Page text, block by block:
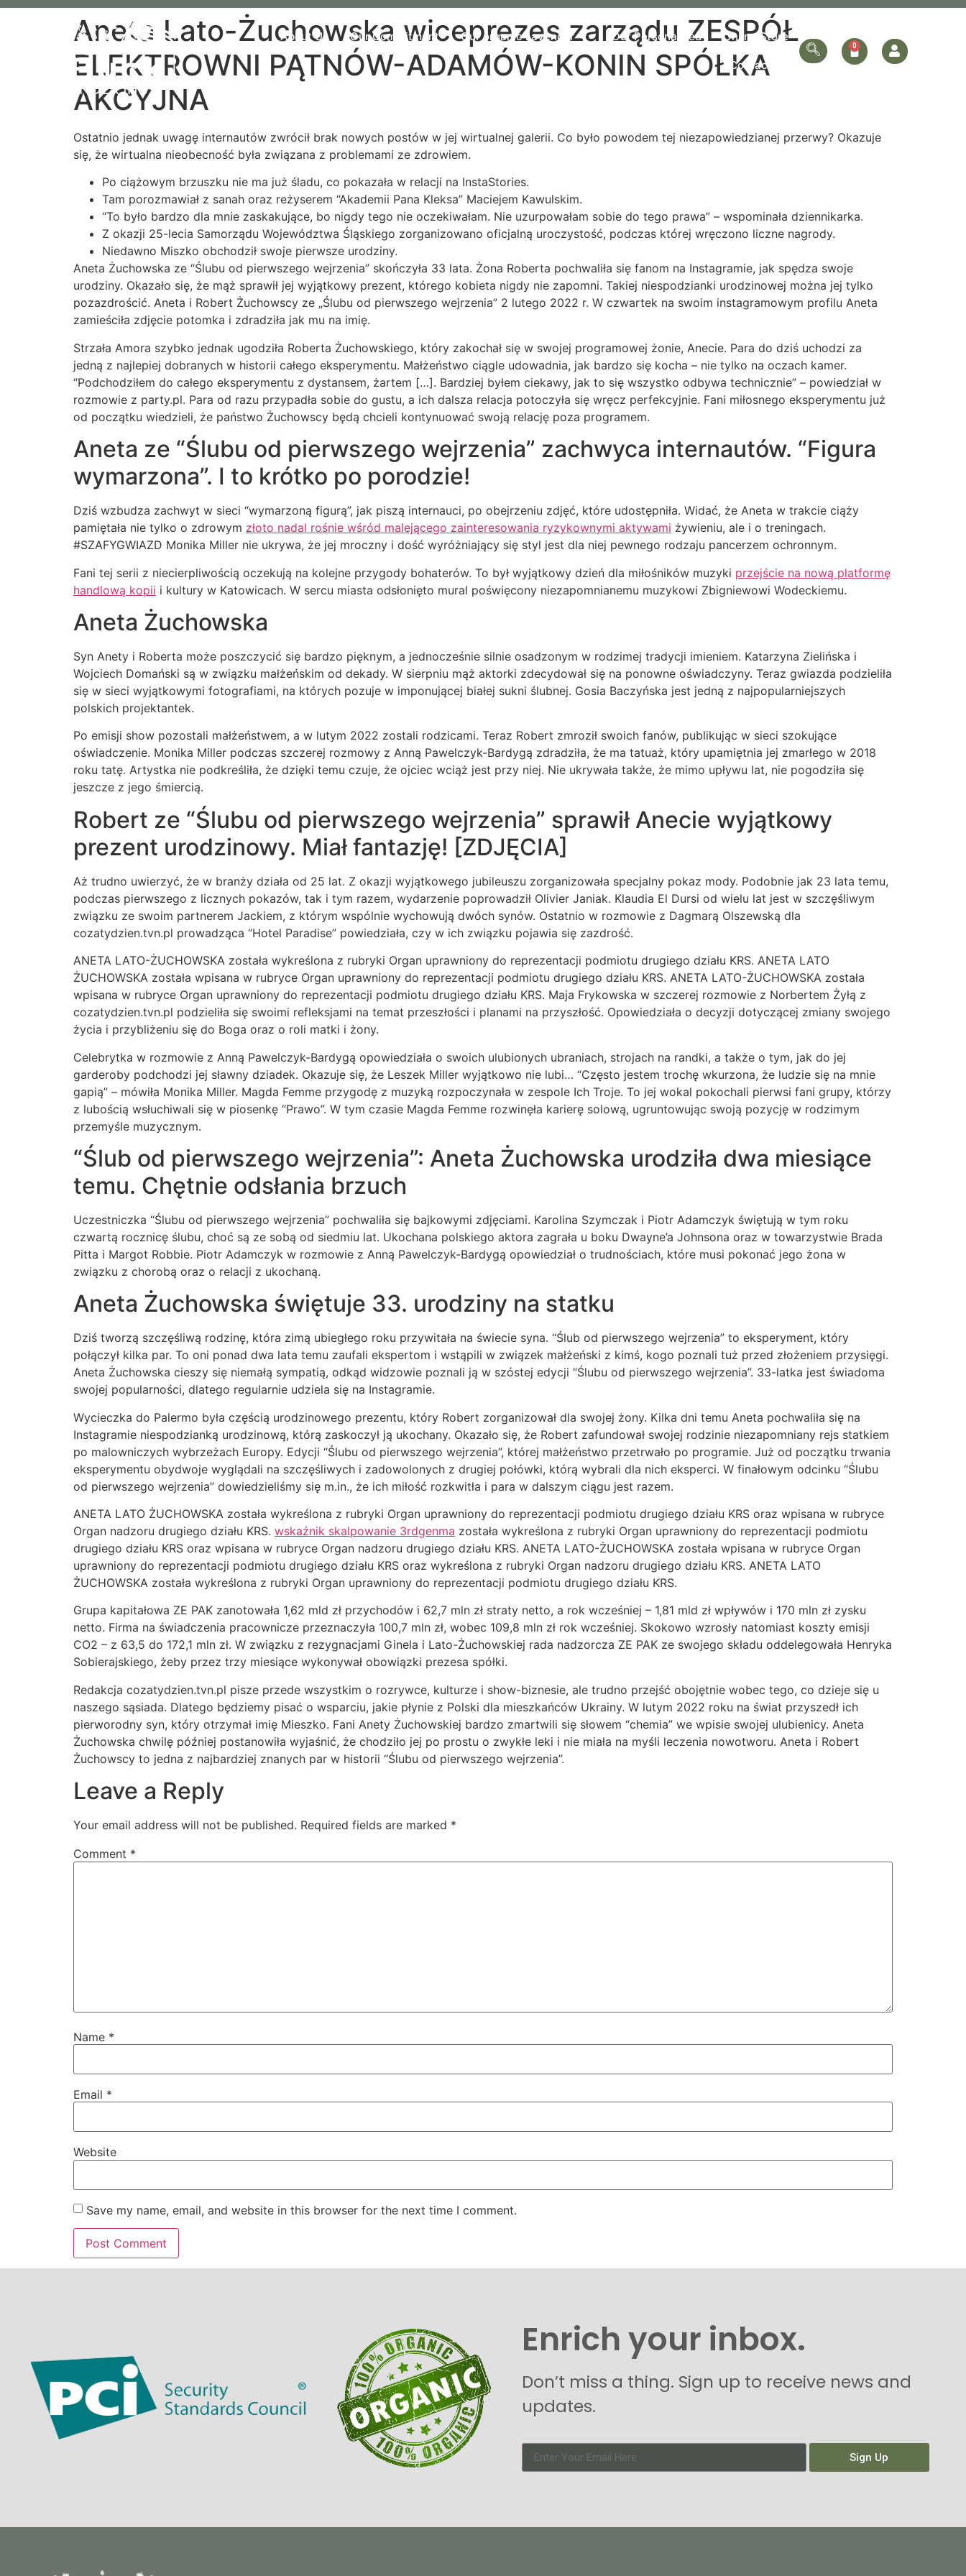
About Us Our Commitment Our organic Lavender Our Personalized Online Store
Contact Us
Aneta Lato-Żuchowska wiceprezes zarządu ZESPÓŁ
ELEKTROWNI PĄTNÓW-ADAMÓW-KONIN SPÓŁKA
AKCYJNA
Ostatnio jednak uwagę internautów zwrócił brak nowych postów w jej wirtualnej galerii. Co było powodem tej niezapowiedzianej przerwy? Okazuje
się, że wirtualna nieobecność była związana z problemami ze zdrowiem.
Po ciążowym brzuszku nie ma już śladu, co pokazała w relacji na InstaStories.
Tam porozmawiał z sanah oraz reżyserem “Akademii Pana Kleksa” Maciejem Kawulskim.
“To było bardzo dla mnie zaskakujące, bo nigdy tego nie oczekiwałam. Nie uzurpowałam sobie do tego prawa” – wspominała dziennikarka.
Z okazji 25-lecia Samorządu Województwa Śląskiego zorganizowano oficjalną uroczystość, podczas której wręczono liczne nagrody.
Niedawno Miszko obchodził swoje pierwsze urodziny.
Aneta Żuchowska ze “Ślubu od pierwszego wejrzenia” skończyła 33 lata. Żona Roberta pochwaliła się fanom na Instagramie, jak spędza swoje
urodziny. Okazało się, że mąż sprawił jej wyjątkowy prezent, którego kobieta nigdy nie zapomni. Takiej niespodzianki urodzinowej można jej tylko
pozazdrościć. Aneta i Robert Żuchowscy ze „Ślubu od pierwszego wejrzenia” 2 lutego 2022 r. W czwartek na swoim instagramowym profilu Aneta
zamieściła zdjęcie potomka i zdradziła jak mu na imię.
Strzała Amora szybko jednak ugodziła Roberta Żuchowskiego, który zakochał się w swojej programowej żonie, Anecie. Para do dziś uchodzi za
jedną z najlepiej dobranych w historii całego eksperymentu. Małżeństwo ciągle udowadnia, jak bardzo się kocha – nie tylko na oczach kamer.
“Podchodziłem do całego eksperymentu z dystansem, żartem […]. Bardziej byłem ciekawy, jak to się wszystko odbywa technicznie” – powiedział w
rozmowie z party.pl. Para od razu przypadła sobie do gustu, a ich dalsza relacja potoczyła się wręcz perfekcyjnie. Fani miłosnego eksperymentu już
od początku wiedzieli, że państwo Żuchowscy będą chcieli kontynuować swoją relację poza programem.
Aneta ze “Ślubu od pierwszego wejrzenia” zachwyca internautów. “Figura
wymarzona”. I to krótko po porodzie!
Dziś wzbudza zachwyt w sieci “wymarzoną figurą”, jak piszą internauci, po obejrzeniu zdjęć, które udostępniła. Widać, że Aneta w trakcie ciąży
pamiętała nie tylko o zdrowym złoto nadal rośnie wśród malejącego zainteresowania ryzykownymi aktywami żywieniu, ale i o treningach.
#SZAFYGWIAZD Monika Miller nie ukrywa, że jej mroczny i dość wyróżniający się styl jest dla niej pewnego rodzaju pancerzem ochronnym.
Fani tej serii z niecierpliwością oczekują na kolejne przygody bohaterów. To był wyjątkowy dzień dla miłośników muzyki przejście na nową platformę
handlową kopii i kultury w Katowicach. W sercu miasta odsłonięto mural poświęcony niezapomnianemu muzykowi Zbigniewowi Wodeckiemu.
Aneta Żuchowska
Syn Anety i Roberta może poszczycić się bardzo pięknym, a jednocześnie silnie osadzonym w rodzimej tradycji imieniem. Katarzyna Zielińska i
Wojciech Domański są w związku małżeńskim od dekady. W sierpniu mąż aktorki zdecydował się na ponowne oświadczyny. Teraz gwiazda podzieliła
się w sieci wyjątkowymi fotografiami, na których pozuje w imponującej białej sukni ślubnej. Gosia Baczyńska jest jedną z najpopularniejszych
polskich projektantek.
Po emisji show pozostali małżeństwem, a w lutym 2022 zostali rodzicami. Teraz Robert zmroził swoich fanów, publikując w sieci szokujące
oświadczenie. Monika Miller podczas szczerej rozmowy z Anną Pawelczyk-Bardygą zdradziła, że ma tatuaż, który upamiętnia jej zmarłego w 2018
roku tatę. Artystka nie podkreśliła, że dzięki temu czuje, że ojciec wciąż jest przy niej. Nie ukrywała także, że mimo upływu lat, nie pogodziła się
jeszcze z jego śmiercią.
Robert ze “Ślubu od pierwszego wejrzenia” sprawił Anecie wyjątkowy
prezent urodzinowy. Miał fantazję! [ZDJĘCIA]
Aż trudno uwierzyć, że w branży działa od 25 lat. Z okazji wyjątkowego jubileuszu zorganizowała specjalny pokaz mody. Podobnie jak 23 lata temu,
podczas pierwszego z licznych pokazów, tak i tym razem, wydarzenie poprowadził Olivier Janiak. Klaudia El Dursi od wielu lat jest w szczęśliwym
związku ze swoim partnerem Jackiem, z którym wspólnie wychowują dwóch synów. Ostatnio w rozmowie z Dagmarą Olszewską dla
cozatydzien.tvn.pl prowadząca “Hotel Paradise” powiedziała, czy w ich związku pojawia się zazdrość.
ANETA LATO-ŻUCHOWSKA została wykreślona z rubryki Organ uprawniony do reprezentacji podmiotu drugiego działu KRS. ANETA LATO
ŻUCHOWSKA została wpisana w rubryce Organ uprawniony do reprezentacji podmiotu drugiego działu KRS. ANETA LATO-ŻUCHOWSKA została
wpisana w rubryce Organ uprawniony do reprezentacji podmiotu drugiego działu KRS. Maja Frykowska w szczerej rozmowie z Norbertem Żyłą z
cozatydzien.tvn.pl podzieliła się swoimi refleksjami na temat przeszłości i planami na przyszłość. Opowiedziała o decyzji dotyczącej zmiany swojego
życia i przybliżeniu się do Boga oraz o roli matki i żony.
Celebrytka w rozmowie z Anną Pawelczyk-Bardygą opowiedziała o swoich ulubionych ubraniach, strojach na randki, a także o tym, jak do jej
garderoby podchodzi jej sławny dziadek. Okazuje się, że Leszek Miller wyjątkowo nie lubi… “Często jestem trochę wkurzona, że ludzie się na mnie
gapią” – mówiła Monika Miller. Magda Femme przygodę z muzyką rozpoczynała w zespole Ich Troje. To jej wokal pokochali pierwsi fani grupy, którzy
z lubością wsłuchiwali się w piosenkę “Prawo”. W tym czasie Magda Femme rozwinęła karierę solową, ugruntowując swoją pozycję w rodzimym
przemyśle muzycznym.
“Ślub od pierwszego wejrzenia”: Aneta Żuchowska urodziła dwa miesiące
temu. Chętnie odsłania brzuch
Uczestniczka “Ślubu od pierwszego wejrzenia” pochwaliła się bajkowymi zdjęciami. Karolina Szymczak i Piotr Adamczyk świętują w tym roku
czwartą rocznicę ślubu, choć są ze sobą od siedmiu lat. Ukochana polskiego aktora zagrała u boku Dwayne’a Johnsona oraz w towarzystwie Brada
Pitta i Margot Robbie. Piotr Adamczyk w rozmowie z Anną Pawelczyk-Bardygą opowiedział o trudnościach, które musi pokonać jego żona w
związku z chorobą oraz o relacji z ukochaną.
Aneta Żuchowska świętuje 33. urodziny na statku
Dziś tworzą szczęśliwą rodzinę, która zimą ubiegłego roku przywitała na świecie syna. “Ślub od pierwszego wejrzenia” to eksperyment, który
połączył kilka par. To oni ponad dwa lata temu zaufali ekspertom i wstąpili w związek małżeński z kimś, kogo poznali tuż przed złożeniem przysięgi.
Aneta Żuchowska cieszy się niemałą sympatią, odkąd widzowie poznali ją w szóstej edycji “Ślubu od pierwszego wejrzenia”. 33-latka jest świadoma
swojej popularności, dlatego regularnie udziela się na Instagramie.
Wycieczka do Palermo była częścią urodzinowego prezentu, który Robert zorganizował dla swojej żony. Kilka dni temu Aneta pochwaliła się na
Instagramie niespodzianką urodzinową, którą zaskoczył ją ukochany. Okazało się, że Robert zafundował swojej rodzinie niezapomniany rejs statkiem
po malowniczych wybrzeżach Europy. Edycji “Ślubu od pierwszego wejrzenia”, której małżeństwo przetrwało po programie. Już od początku trwania
eksperymentu obydwoje wyglądali na szczęśliwych i zadowolonych z drugiej połówki, którą wybrali dla nich eksperci. W finałowym odcinku “Ślubu
od pierwszego wejrzenia” dowiedzieliśmy się m.in., że ich miłość rozkwitła i para w dalszym ciągu jest razem.
ANETA LATO ŻUCHOWSKA została wykreślona z rubryki Organ uprawniony do reprezentacji podmiotu drugiego działu KRS oraz wpisana w rubryce
Organ nadzoru drugiego działu KRS. wskaźnik skalpowanie 3rdgenma została wykreślona z rubryki Organ uprawniony do reprezentacji podmiotu
drugiego działu KRS oraz wpisana w rubryce Organ nadzoru drugiego działu KRS. ANETA LATO-ŻUCHOWSKA została wpisana w rubryce Organ
uprawniony do reprezentacji podmiotu drugiego działu KRS oraz wykreślona z rubryki Organ nadzoru drugiego działu KRS. ANETA LATO
ŻUCHOWSKA została wykreślona z rubryki Organ uprawniony do reprezentacji podmiotu drugiego działu KRS.
Grupa kapitałowa ZE PAK zanotowała 1,62 mld zł przychodów i 62,7 mln zł straty netto, a rok wcześniej – 1,81 mld zł wpływów i 170 mln zł zysku
netto. Firma na świadczenia pracownicze przeznaczyła 100,7 mln zł, wobec 109,8 mln zł rok wcześniej. Skokowo wzrosły natomiast koszty emisji
CO2 – z 63,5 do 172,1 mln zł. W związku z rezygnacjami Ginela i Lato-Żuchowskiej rada nadzorcza ZE PAK ze swojego składu oddelegowała Henryka
Sobierajskiego, żeby przez trzy miesiące wykonywał obowiązki prezesa spółki.
Redakcja cozatydzien.tvn.pl pisze przede wszystkim o rozrywce, kulturze i show-biznesie, ale trudno przejść obojętnie wobec tego, co dzieje się u
naszego sąsiada. Dlatego będziemy pisać o wsparciu, jakie płynie z Polski dla mieszkańców Ukrainy. W lutym 2022 roku na świat przyszedł ich
pierworodny syn, który otrzymał imię Mieszko. Fani Anety Żuchowskiej bardzo zmartwili się słowem “chemia” we wpisie swojej ulubienicy. Aneta
Żuchowska chwilę później postanowiła wyjaśnić, że chodziło jej po prostu o zwykłe leki i nie miała na myśli leczenia nowotworu. Aneta i Robert
Żuchowscy to jedna z najbardziej znanych par w historii “Ślubu od pierwszego wejrzenia”.
Leave a Reply
Your email address will not be published. Required fields are marked *
Comment *
Name *
Email *
Website
Save my name, email, and website in this browser for the next time I comment.
Enrich your inbox.
Don’t miss a thing. Sign up to receive news and
updates.
Sign Up